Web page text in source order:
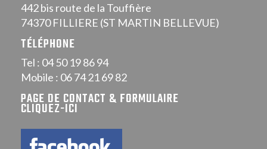
442 bis route de la Touffière
74370 FILLIERE (ST MARTIN BELLEVUE)
TÉLÉPHONE
Tel : 04 50 19 86 94
Mobile : 06 74 21 69 82
PAGE DE CONTACT & FORMULAIRE
CLIQUEZ-ICI